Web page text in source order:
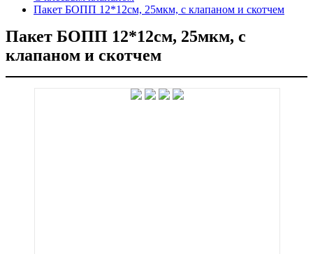
Пакет БОПП 12*12см, 25мкм, с клапаном и скотчем
Пакет БОПП 12*12см, 25мкм, с
клапаном и скотчем